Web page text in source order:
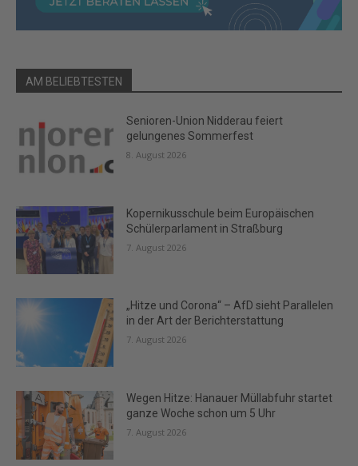
AM BELIEBTESTEN
Senioren-Union Nidderau feiert
gelungenes Sommerfest
8. August 2026
Kopernikusschule beim Europäischen
Schülerparlament in Straßburg
7. August 2026
„Hitze und Corona“ – AfD sieht Parallelen
in der Art der Berichterstattung
7. August 2026
Wegen Hitze: Hanauer Müllabfuhr startet
ganze Woche schon um 5 Uhr
7. August 2026